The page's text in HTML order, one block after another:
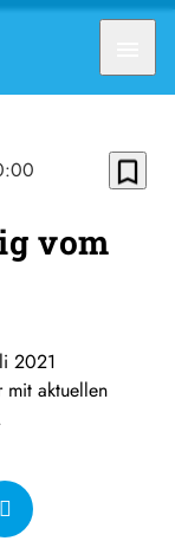
bookmark_border
vom
2021
mit aktuellen